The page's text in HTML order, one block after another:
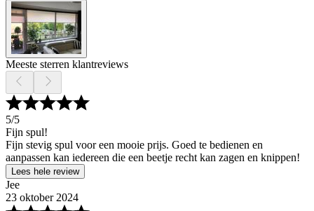
Meeste sterren klantreviews
5/5
Fijn spul!
Fijn stevig spul voor een mooie prijs. Goed te bedienen en
aanpassen kan iedereen die een beetje recht kan zagen en knippen!
Lees hele review
Jee
23 oktober 2024